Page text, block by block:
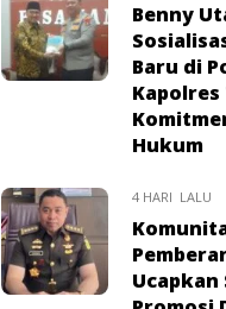
Benny
Baru di
Hukum
4 HARI LALU
Ucapkan